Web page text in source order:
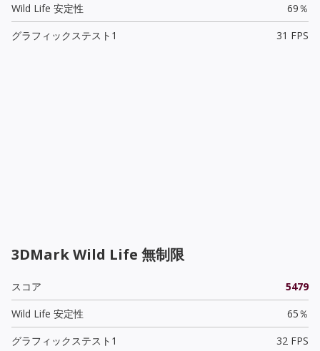
Wild Life 安定性
69％
グラフィックステスト1
31 FPS
3DMark Wild Life 無制限
スコア
5479
Wild Life 安定性
65％
グラフィックステスト1
32 FPS